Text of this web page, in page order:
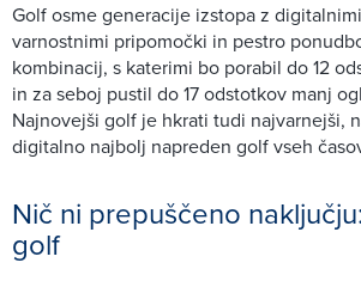
Golf osme generacije izstopa z
varnostnimi pripomočki in pestro
kombinacij, s katerimi bo porabil do 12
in za seboj pustil do 17 odstotkov manj
Najnovejši golf je hkrati tudi najvarnejši,
digitalno najbolj napreden golf vseh
Nič ni prepuščeno
golf